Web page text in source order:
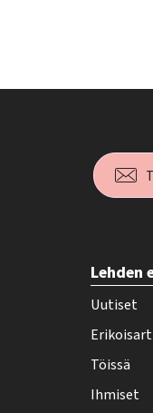
e
h
y
-
l
Lehden
Uutiset
Töissä
Ihmiset